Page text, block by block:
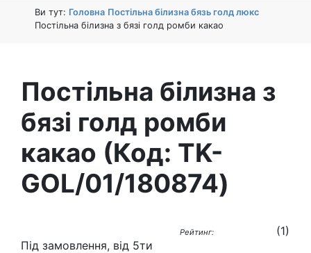
Ви тут: Головна Постільна білизна бязь голд люкс
Постільна білизна з бязі голд ромби какао
Постільна білизна з
бязі голд ромби
какао (Код: TK-
GOL/01/180874)
Рейтинг: (1)
Під замовлення, від 5ти